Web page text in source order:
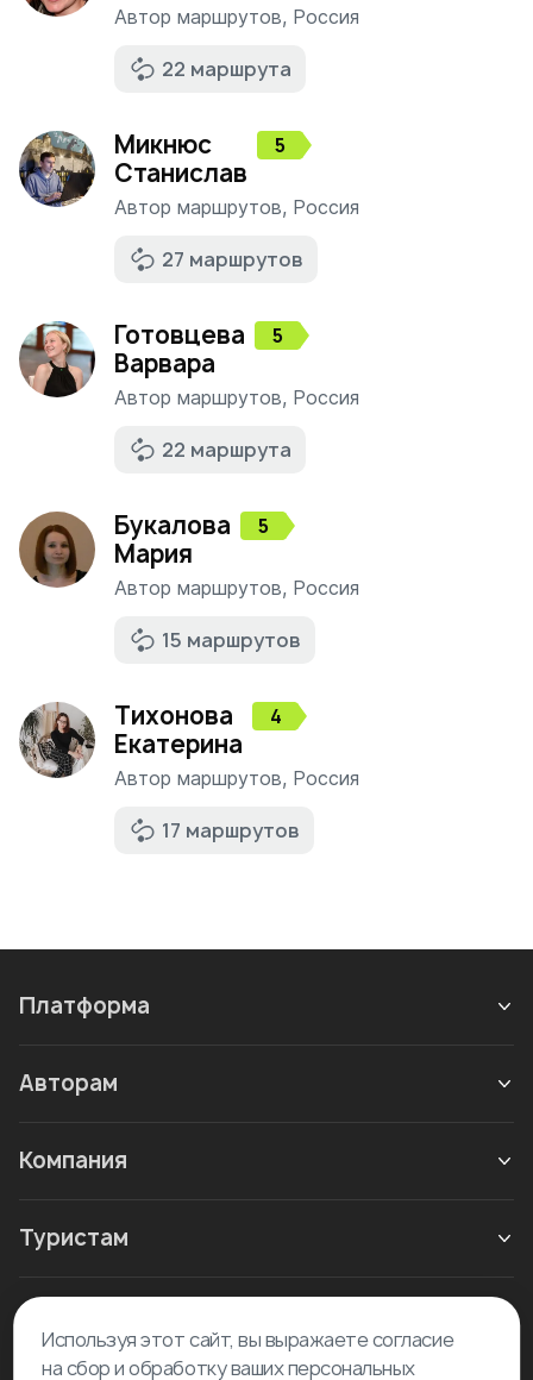
Автор маршрутов, Россия
22 маршрута
Микнюс
Станислав
5
Автор маршрутов, Россия
27 маршрутов
Готовцева
Варвара
5
Автор маршрутов, Россия
22 маршрута
Букалова
Мария
5
Автор маршрутов, Россия
15 маршрутов
Тихонова
Екатерина
4
Автор маршрутов, Россия
17 маршрутов
Платформа
Авторам
Компания
Туристам
Новое в блоге
Используя этот сайт, вы выражаете согласие
на сбор и обработку ваших персональных